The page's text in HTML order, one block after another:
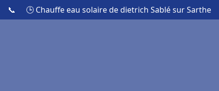
📞 🕒 Chauffe eau solaire de dietrich Sablé sur Sarthe